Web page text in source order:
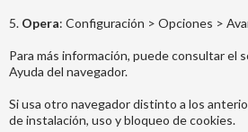
5. Opera: Configuración > Opciones >
Para más información, puede consultar el
Ayuda del navegador.
Si usa otro navegador distinto a los
de instalación, uso y bloqueo de cookies.